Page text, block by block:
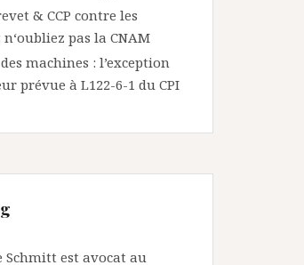
& CCP contre les
pas la CNAM
machines : l’exception
prévue à L122-6-1 du CPI
Schmitt est avocat au